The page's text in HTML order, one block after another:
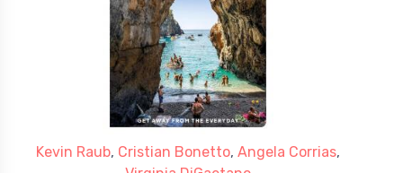
Kevin Raub, Cristian Bonetto, Angela Corrias,